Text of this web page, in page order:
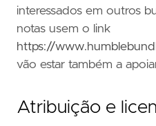
interessados em outros
notas usem o link
https://
vão estar também a
Atribuição e